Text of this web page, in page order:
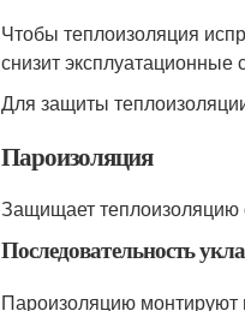
Чтобы теплоизоляция
снизит эксплуатационные
Для защиты
Пароизоляция
Защищает теплоизоляцию
Последовательность
Пароизоляцию монтируют